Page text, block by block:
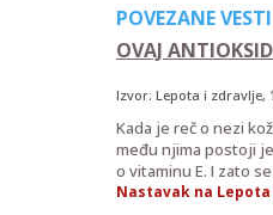
POVEZANE VESTI
OVAJ
Izvor: Lepota i zdravlje,
Kada je reč o nezi
među njima postoji
o vitaminu E. I zato
Nastavak na